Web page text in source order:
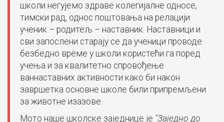
школи негујемо здраве колегијалне односе,
тимски рад, однос поштовања на релацији
ученик – родитељ – наставник. Наставници и
сви запослени старају се да ученици проводе
безбедно време у школи користећи га поред
учења и за квалитетно спровођење
ваннаставних активности како би након
завршетка основне школе били припремљени
за животне изазове.
Мото наше школске заједнице је "Заједно до